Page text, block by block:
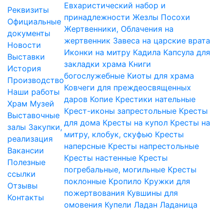
Реквизиты
Официальные
документы
Новости
Выставки
История
Производство
Наши работы
Храм Музей
Выставочные
залы Закупки,
реализация
Вакансии
Полезные
ссылки
Отзывы
Контакты
Евхаристический набор и
принадлежности Жезлы Посохи
Жертвенники, Облачения на
жертвенник Завеса на царские врата
Иконки на митру Кадила Капсула для
закладки храма Книги
богослужебные Киоты для храма
Ковчеги для преждеосвященных
даров Копие Крестики нательные
Крест-иконы запрестольные Кресты
для дома Кресты на купол Кресты на
митру, клобук, скуфью Кресты
наперсные Кресты напрестольные
Кресты настенные Кресты
погребальные, могильные Кресты
поклонные Кропило Кружки для
пожертвования Кувшины для
омовения Купели Ладан Ладаница